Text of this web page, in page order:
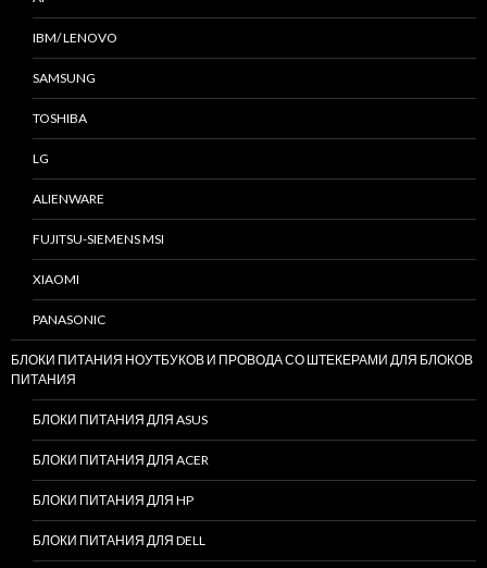
IBM/ LENOVO
SAMSUNG
TOSHIBA
LG
ALIENWARE
FUJITSU-SIEMENS MSI
XIAOMI
PANASONIC
БЛОКИ ПИТАНИЯ НОУТБУКОВ И ПРОВОДА СО ШТЕКЕРАМИ ДЛЯ БЛОКОВ
ПИТАНИЯ
БЛОКИ ПИТАНИЯ ДЛЯ ASUS
БЛОКИ ПИТАНИЯ ДЛЯ ACER
БЛОКИ ПИТАНИЯ ДЛЯ HP
БЛОКИ ПИТАНИЯ ДЛЯ DELL